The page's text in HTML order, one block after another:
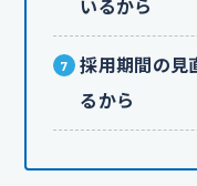
いるから
採用期間の見
るから